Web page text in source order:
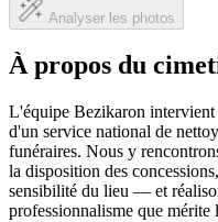
Analyser les photos
À propos du
L'équipe Bezikaron intervient
d'un service national de
funéraires. Nous y
la disposition des
sensibilité du lieu — et
professionnalisme que